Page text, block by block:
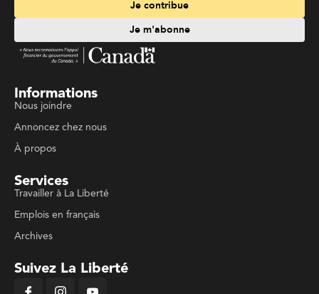
Je contribue
Je m'abonne
Informations
Nous joindre
Annoncez chez nous
À propos
Services
Travailler à La Liberté
Emplois en français
Archives
Suivez La Liberté